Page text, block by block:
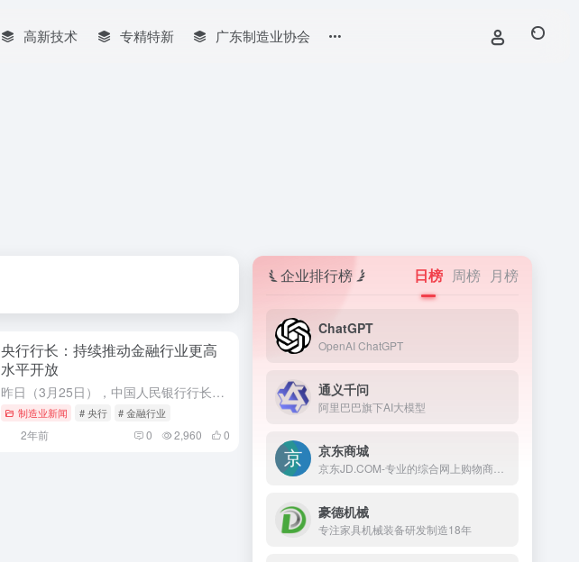
高新技术 专精特新 广东制造业协会
央行行长：持续推动金融行业更高
水平开放
昨日（3月25日），中国人民银行行长潘功胜出席了中国发展高层论坛，并就当前中国经济形势与货币政策、金融稳定以及金融开放与国际合作等议题发表了重要讲话。潘功胜表示，中国持续推动金融行业更高水平开放
制造业新闻 # 央行 # 金融行业
2年前 0 2,960 0
企业排行榜 日榜 周榜 月榜
ChatGPT
OpenAI ChatGPT
通义千问
阿里巴巴旗下AI大模型
京东商城
豪德机械
专注家具机械装备研发制造18年